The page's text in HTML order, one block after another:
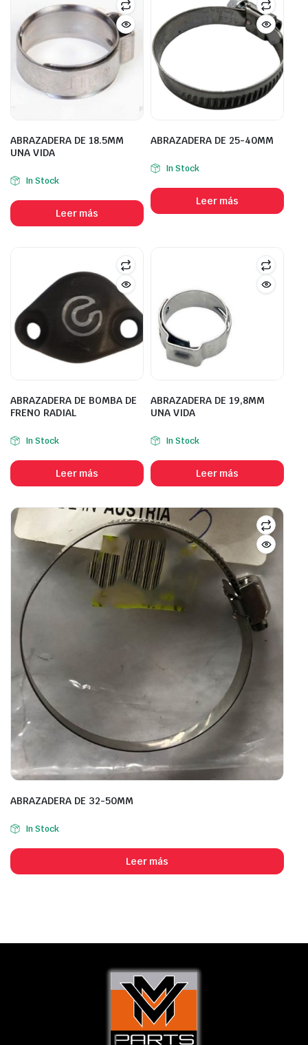
ABRAZADERA DE 18.5MM
UNA VIDA
In Stock
Leer más
ABRAZADERA DE 25-40MM
In Stock
Leer más
ABRAZADERA DE BOMBA DE
FRENO RADIAL
In Stock
Leer más
ABRAZADERA DE 19,8MM
UNA VIDA
In Stock
Leer más
ABRAZADERA DE 32-50MM
In Stock
Leer más